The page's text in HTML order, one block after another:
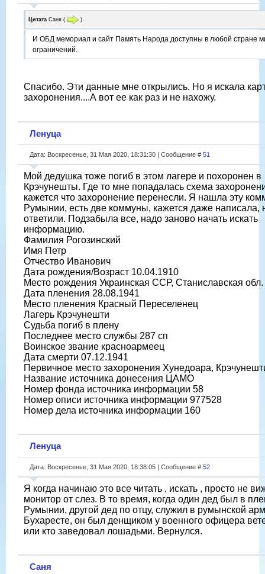
Цитата Саня ( )
И ОБД мемориал и сайт Память Народа доступны в любой стране
ограничений.
Спасибо. Эти данные мне открылись. Но я искала
захоронения....А вот ее как раз и не нахожу.
Ленуца
Дата: Воскресенье, 31 Мая 2020, 18:31:30 | Сообщение # 51
Мой дедушка тоже погиб в этом лагере и похоронен в
Крэчунешты. Где то мне попадалась схема
кажется что захоронение перенесли. Я нашла эту
Румынии, есть две коммуны, кажется даже написала,
ответили. Подзабыла все, надо заново начать искать
информацию.
Фамилия Рогозинский
Имя Петр
Отчество Иванович
Дата рождения/Возраст 10.04.1910
Место рождения Украинская ССР, Станиславская обл.
Дата пленения 28.08.1941
Место пленения Красный Переселенец
Лагерь Крэчунешти
Судьба погиб в плену
Последнее место службы 287 сп
Воинское звание красноармеец
Дата смерти 07.12.1941
Первичное место захоронения Хунедоара,
Название источника донесения ЦАМО
Номер фонда источника информации 58
Номер описи источника информации 977528
Номер дела источника информации 160
Ленуца
Дата: Воскресенье, 31 Мая 2020, 18:38:05 | Сообщение # 52
Я когда начинаю это все читать , искать , просто не
монитор от слез. В то время, когда один дед был в
Румынии, другой дед по отцу, служил в румынской
Бухаресте, он был денщиком у военного офицера
или кто заведовал лошадьми. Вернулся.
Саня